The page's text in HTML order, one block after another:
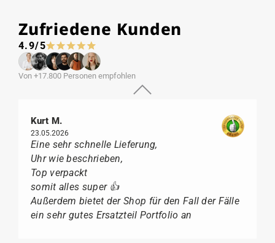
Zufriedene Kunden
4.9/5
Von +17.800 Personen empfohlen
Kurt M.
23.05.2026
Eine sehr schnelle Lieferung,
Uhr wie beschrieben,
Top verpackt
somit alles super 👍
Außerdem bietet der Shop für den Fall der Fälle
ein sehr gutes Ersatzteil Portfolio an